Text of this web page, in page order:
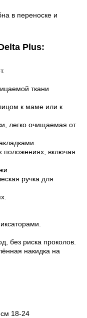
в переноске и
Plus:
ткани
к маме или к
легко очищаемая от
положениях, включая
ручка для
без риска проколов.
накидка на
18-24